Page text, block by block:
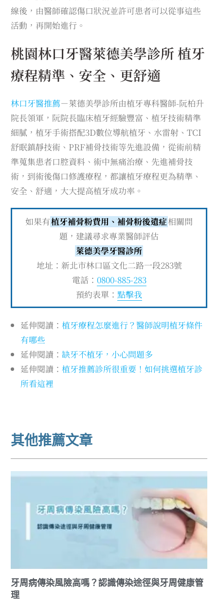
線後，由醫師確認傷口狀況並許可患者可以從事這些
活動，再開始進行。
桃園林口牙醫萊德美學診所 植牙
療程精準、安全、更舒適
林口牙醫推薦－萊德美學診所由植牙專科醫師-阮柏升
院長領軍，阮院長臨床植牙經驗豐富、植牙技術精準
細膩，植牙手術搭配3D數位導航植牙、水雷射、TCI
舒眠鎮靜技術、PRF補骨技術等先進設備，從術前精
準蒐集患者口腔資料、術中無痛治療、先進補骨技
術，到術後傷口修護療程，都讓植牙療程更為精準、
安全、舒適，大大提高植牙成功率。
如果有植牙補骨粉費用、補骨粉後遺症相關問
題，建議尋求專業醫師評估
萊德美學牙醫診所
地址：新北市林口區文化二路一段283號
電話： 0800-885-283
預約表單： 點擊我
延伸閱讀：植牙療程怎麼進行？醫師說明植牙條件
有哪些
延伸閱讀：缺牙不植牙，小心問題多
延伸閱讀：植牙推薦診所很重要！如何挑選植牙診
所看這裡
其他推薦文章
牙周病傳染風險高嗎？認識傳染途徑與牙周健康管
理